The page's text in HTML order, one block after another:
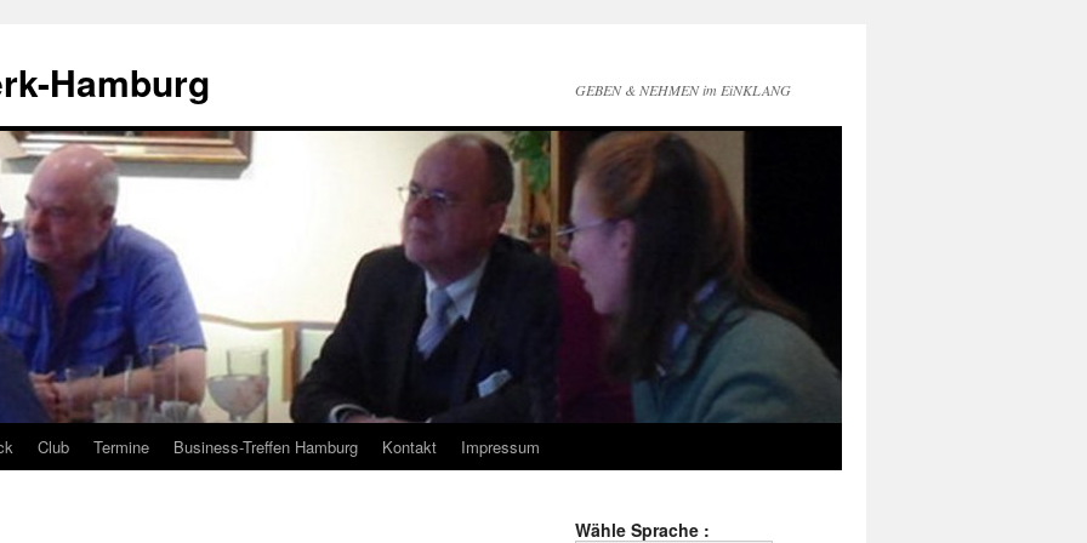
Hamburg GEBEN & NEHMEN im EiNKLANG
Club Termine Business-Treffen Hamburg Kontakt Impressum
Wähle Sprache :